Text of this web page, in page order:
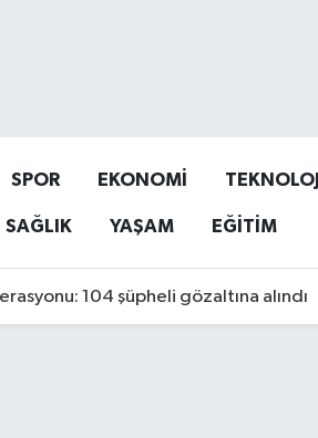
SPOR EKONOMİ TEKNOLOJİ
SAĞLIK YAŞAM EĞİTİM
104 şüpheli gözaltına alındı